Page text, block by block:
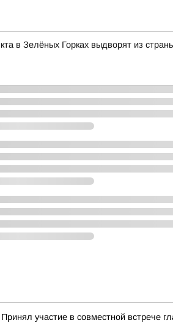
в Зелёных Горках выдворят из
участие в совместной встрече